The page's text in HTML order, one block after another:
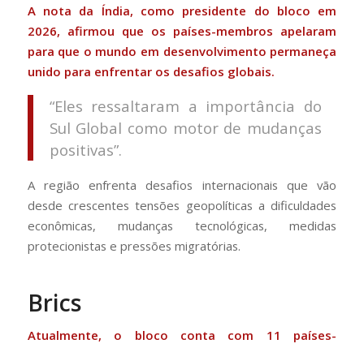
A nota da Índia, como presidente do bloco em
2026, afirmou que os países-membros apelaram
para que o mundo em desenvolvimento permaneça
unido para enfrentar os desafios globais.
“Eles ressaltaram a importância do
Sul Global como motor de mudanças
positivas”.
A região enfrenta desafios internacionais que vão
desde crescentes tensões geopolíticas a dificuldades
econômicas, mudanças tecnológicas, medidas
protecionistas e pressões migratórias.
Brics
Atualmente, o bloco conta com 11 países-